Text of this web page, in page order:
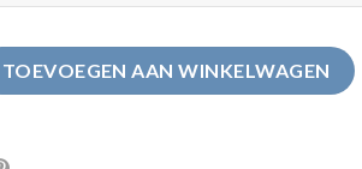
TOEVOEGEN AAN WINKELWAGEN